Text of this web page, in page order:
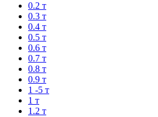
0.2 т
0.3 т
0.4 т
0.5 т
0.6 т
0.7 т
0.8 т
0.9 т
1 -5 т
1 т
1.2 т